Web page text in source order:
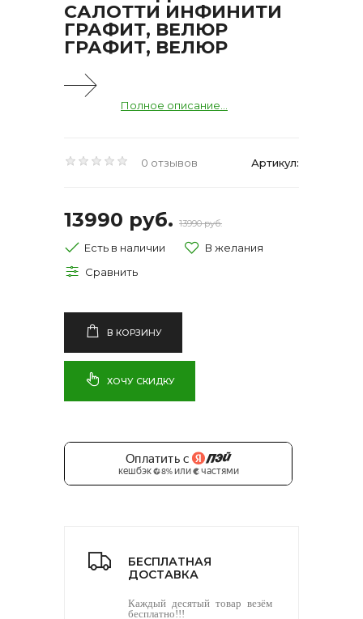
САЛОТТИ ИНФИНИТИ
ГРАФИТ, ВЕЛЮР
ГРАФИТ, ВЕЛЮР
Полное описание...
0 отзывов Артикул:
13990 руб. 13990 руб.
Есть в наличии
В КОРЗИНУ
ХОЧУ СКИДКУ
БЕСПЛАТНАЯ
ДОСТАВКА
Каждый десятый товар везём
бесплатно!!!